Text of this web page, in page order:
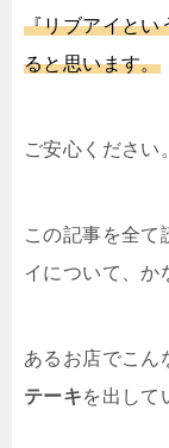
『リブアイとい
ると思います。
ご安心ください。
この記事を全て
イについて、か
あるお店でこん
テーキを出して